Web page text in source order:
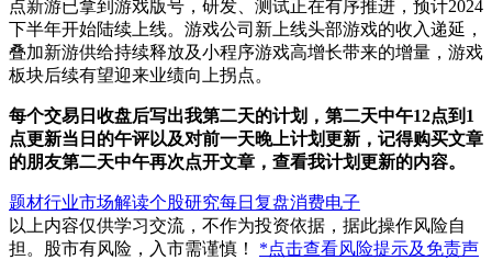
点新游已拿到游戏版号，研发、测试正在有序推进，预计2024
下半年开始陆续上线。游戏公司新上线头部游戏的收入递延，
叠加新游供给持续释放及小程序游戏高增长带来的增量，游戏
板块后续有望迎来业绩向上拐点。
每个交易日 收盘后写出我第二天的计划，第二天中午12点到1
点更新当日的午评以及对前一天晚上计划更新，记得购买文章
的朋友第二天中午再次点开文章，查看我计划更新的内容。
题材行业市场解读个股研究每日复盘消费电子
以上内容仅供学习交流，不作为投资依据，据此操作风险自
担。股市有风险，入市需谨慎！ *点击查看风险提示及免责声